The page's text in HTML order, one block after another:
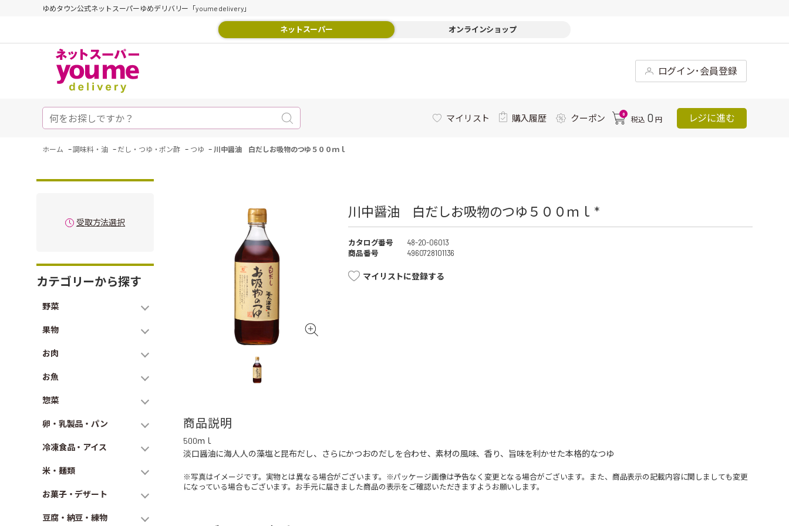
ゆめタウン公式ネットスーパーゆめデリバリー「youme delivery」
ネットスーパー オンラインショップ
ログイン･会員登録
マイリスト 購入履歴 クーポン 0
税込 0 円 レジに進む
ホーム -調味料・油 - だし・つゆ・ポン酢 - つゆ - 川中醤油 白だしお吸物のつゆ５００ｍｌ
受取方法選択
カテゴリーから探す
野菜
果物
お肉
お魚
惣菜
卵・乳製品・パン
冷凍食品・アイス
米・麺類
お菓子・デザート
豆腐・納豆・練物
川中醤油 白だしお吸物のつゆ５００ｍｌ *
カタログ番号
48-20-06013
商品番号
4960728101136
マイリストに登録する
商品説明
500ｍｌ
淡口醤油に海人人の藻塩と昆布だし、さらにかつおのだしを合わせ、素材の風味、香り、旨味を利かせた本格的なつゆ
※写真はイメージです。実物とは異なる場合がございます。※パッケージ画像は予告なく変更となる場合がございます。また、商品表示の記載内容に関しましても変更
になっている場合もございます。お手元に届きました商品の表示をご確認いただきますようお願いします。